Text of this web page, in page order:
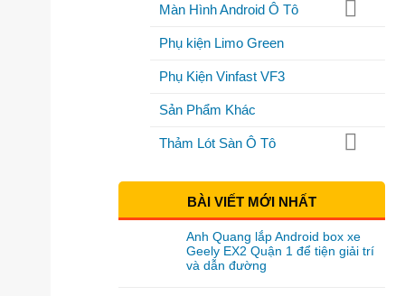
Màn Hình Android Ô Tô
Phụ kiện Limo Green
Phụ Kiện Vinfast VF3
Sản Phẩm Khác
Thảm Lót Sàn Ô Tô
BÀI VIẾT MỚI NHẤT
Anh Quang lắp Android box xe
Geely EX2 Quận 1 để tiện giải trí
và dẫn đường